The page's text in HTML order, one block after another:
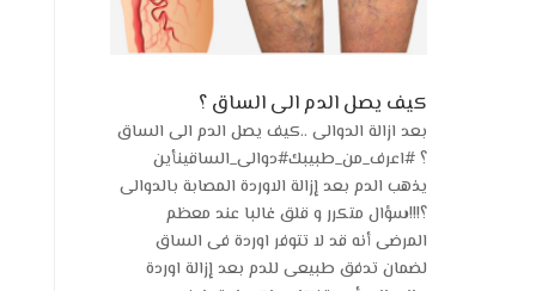
كيف يصل الدم الى الساق ؟
بعد ازالة الدوالى ..كيف يصل الدم الى الساق
؟ #اعرف_من_طبيبك#دوالى_الساقينأين
يذهب الدم بعد إزالة الاوردة المصابة بالدوالى
؟!!!سؤال متكرر و قلق غالبا عند معظم
المرضى أنه قد لا تتوفر اوردة فى الساق
لضمان تدفق طبيعى للدم بعد إزالة اوردة